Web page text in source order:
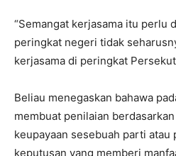
“Semangat kerjasama itu perlu
peringkat negeri tidak
kerjasama di peringkat
Beliau menegaskan bahawa
membuat penilaian
keupayaan sesebuah parti atau
keputusan yang memberi